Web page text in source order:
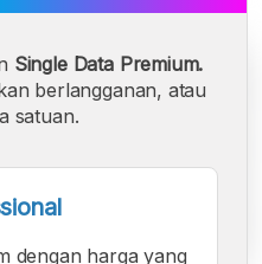
Single Data Premium.
berlangganan, atau
satuan.
dengan harga yang